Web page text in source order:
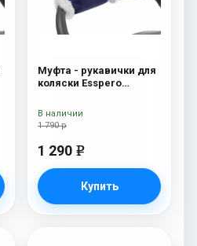
Муфта - рукавички для
коляски Esspero
шерсть) Navy
1 790 р
1 290 e
Купить
В наличии